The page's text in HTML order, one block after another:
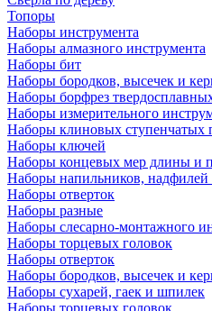
Топоры
Наборы инструмента
Наборы алмазного инструмента
Наборы бит
Наборы бородков, высечек и
Наборы борфрез
Наборы измерительного
Наборы клиновых ступенчатых
Наборы ключей
Наборы концевых мер длины и
Наборы напильников,
Наборы отверток
Наборы разные
Наборы слесарно-монтажного
Наборы торцевых головок
Наборы отверток
Наборы бородков, высечек и
Наборы сухарей, гаек и шпилек
Наборы торцевых головок